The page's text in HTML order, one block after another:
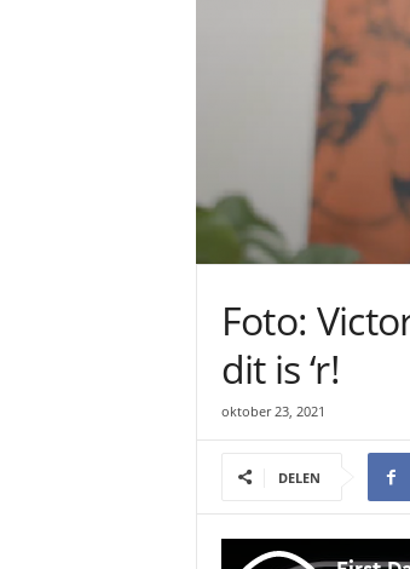
Foto:
dit is ‘r!
oktober 23, 2021
DELEN